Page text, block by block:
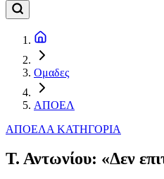
Ομαδες
ΑΠΟΕΛ
ΑΠΟΕΛΑ ΚΑΤΗΓΟΡΙΑ
Τ. Αντωνίου: «Δεν